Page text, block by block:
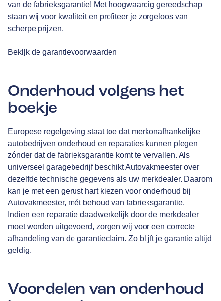
van de fabrieksgarantie! Met hoogwaardig gereedschap
staan wij voor kwaliteit en profiteer je zorgeloos van
scherpe prijzen.
Bekijk de garantievoorwaarden
Onderhoud volgens het
boekje
Europese regelgeving staat toe dat merkonafhankelijke
autobedrijven onderhoud en reparaties kunnen plegen
zónder dat de fabrieksgarantie komt te vervallen. Als
universeel garagebedrijf beschikt Autovakmeester over
dezelfde technische gegevens als uw merkdealer. Daarom
kan je met een gerust hart kiezen voor onderhoud bij
Autovakmeester, mét behoud van fabrieksgarantie.
Indien een reparatie daadwerkelijk door de merkdealer
moet worden uitgevoerd, zorgen wij voor een correcte
afhandeling van de garantieclaim. Zo blijft je garantie altijd
geldig.
Voordelen van onderhoud